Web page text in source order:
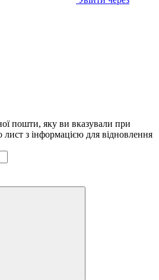
пошти, яку ви вказували при
лист з інформацією для відновлення